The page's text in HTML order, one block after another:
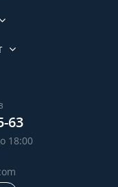
63
18:00